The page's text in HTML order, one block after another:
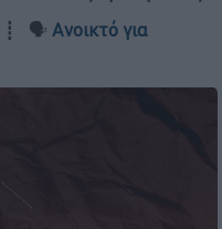
┋ 🗣️ Ανοικτό για